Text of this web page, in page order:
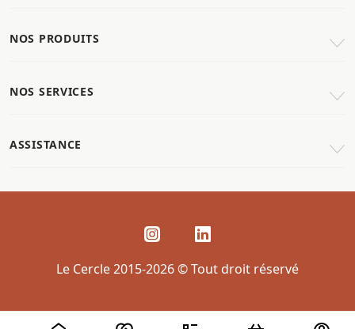
NOS PRODUITS
NOS SERVICES
ASSISTANCE
Le Cercle 2015-2026 © Tout droit réservé